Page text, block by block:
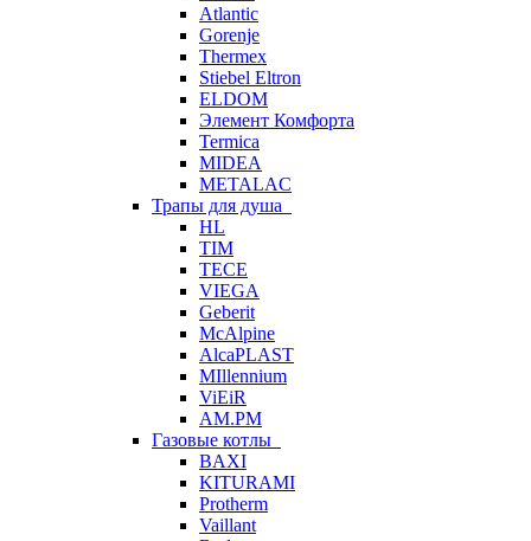
Atlantic
Gorenje
Thermex
Stiebel Eltron
ELDOM
Элемент Комфорта
Termica
MIDEA
METALAC
Трапы для душа
HL
TIM
TECE
VIEGA
Geberit
McAlpine
AlcaPLAST
MIllennium
ViEiR
AM.PM
Газовые котлы
BAXI
KITURAMI
Protherm
Vaillant